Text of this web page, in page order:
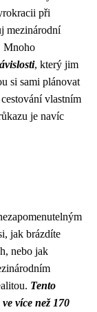
při
mezinárodní
Mnoho
, který jim
si sami plánovat
vlastním
je navíc
jak brázdíte
nebo jak
Tento
více než 170